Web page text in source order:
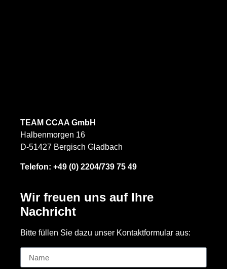
TEAM CCAA GmbH
Halbenmorgen 16
D-51427 Bergisch Gladbach
Telefon: +49 (0) 2204/739 75 49
Wir freuen uns auf Ihre
Nachricht
Bitte füllen Sie dazu unser Kontaktformular aus: